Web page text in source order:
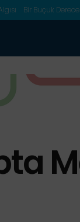
Bir Buçuk Derece